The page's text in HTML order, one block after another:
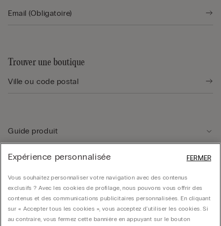
Trouver une boutique
Guide produit
Service client
Données légales
Société
Expérience personnalisée
Vous souhaitez personnaliser votre navigation avec des contenus
exclusifs ? Avec les cookies de profilage, nous pouvons vous offrir des
contenus et des communications publicitaires personnalisées. En cliquant
sur « Accepter tous les cookies », vous acceptez d'utiliser les cookies. Si
au contraire, vous fermez cette bannière en appuyant sur le bouton
FERMER